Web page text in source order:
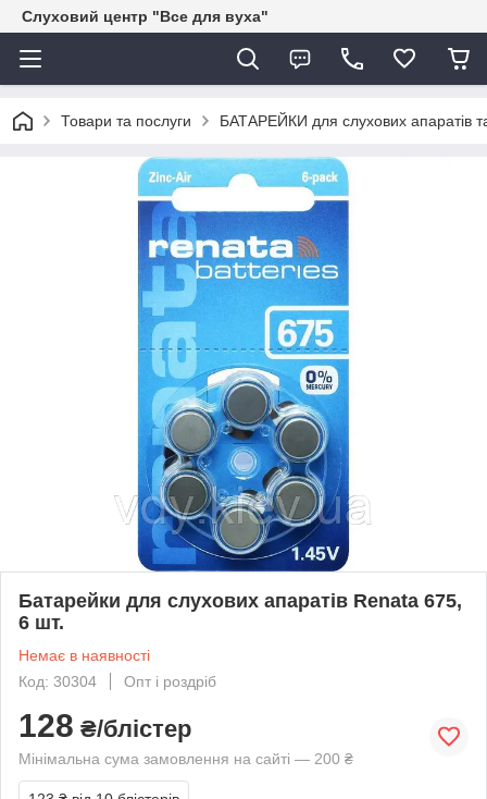
Слуховий центр "Все для вуха"
Товари та послуги БАТАРЕЙКИ для слухових апаратів
Батарейки для слухових апаратів Renata 675,
6 шт.
Немає в наявності
Код: 30304
Опт і роздріб
128 ₴/блістер
Мінімальна сума замовлення на сайті — 200 ₴